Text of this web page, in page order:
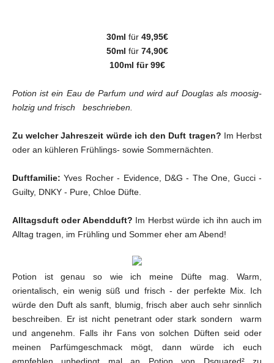
30ml für 49,95€
50ml für 74,90€
100ml für 99€
Potion ist ein Eau de Parfum und wird auf Douglas als moosig-
holzig und frisch beschrieben.
Zu welcher Jahreszeit würde ich den Duft tragen? Im Herbst
oder an kühleren Frühlings- sowie Sommernächten.
Duftfamilie:Yves Rocher - Evidence, D&G - The One, Gucci -
Guilty, DNKY - Pure, Chloe Düfte.
Alltagsduft oder Abendduft? Im Herbst würde ich ihn auch im
Alltag tragen, im Frühling und Sommer eher am Abend!
Potion ist genau so wie ich meine Düfte mag. Warm,
orientalisch, ein wenig süß und frisch - der perfekte Mix. Ich
würde den Duft als sanft, blumig, frisch aber auch sehr sinnlich
beschreiben. Er ist nicht penetrant oder stark sondern warm
und angenehm. Falls ihr Fans von solchen Düften seid oder
meinen Parfümgeschmack mögt, dann würde ich euch